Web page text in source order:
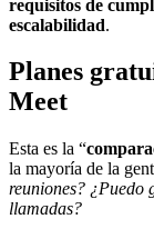
requisitos de
escalabilidad.
Planes
Meet
Esta es la “
la mayoría de la
reuniones? ¿Puedo
llamadas?